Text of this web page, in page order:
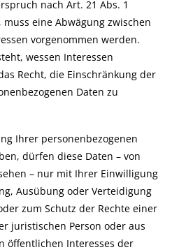
nach Art. 21 Abs. 1
muss eine Abwägung zwischen
vorgenommen werden.
wessen Interessen
Recht, die Einschränkung der
Daten zu
Ihrer personenbezogenen
dürfen diese Daten – von
– nur mit Ihrer Einwilligung
Ausübung oder Verteidigung
zum Schutz der Rechte einer
juristischen Person oder aus
öffentlichen Interesses der